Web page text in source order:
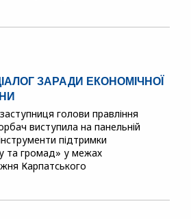
ЗАРАДИ ЕКОНОМІЧНОЇ
голови правління
виступила на панельній
підтримки
та громад» у межах
Карпатського